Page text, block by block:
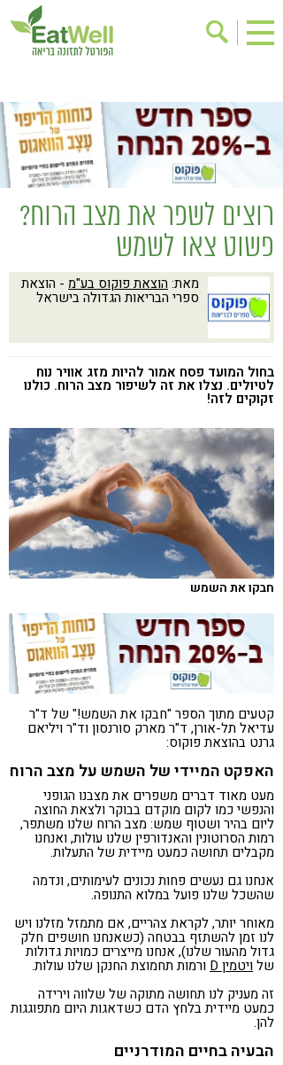
בישול בריא
אינדקס עסקים
ריפוי ומניעת מחלות
בריאות האישה
מתכוני בריאות
אירועים
שינוי תזונתי
גישות בתזונה
דיאטה
מזונות על
ילדים
רגישות לגלוטן
טעים להכיר
רוצים לשפר את מצב הרוח?
פשוט צאו לשמש
מאת: הוצאת פוקוס בע"מ - הוצאת
ספרי הבריאות הגדולה בישראל
בחול המועד פסח אמור להיות מזג אוויר נוח
לטיולים. נצלו את זה לשיפור מצב הרוח. כולנו
זקוקים לזה!
חבקו את השמש
קטעים מתוך הספר "חבקו את השמש!" של ד"ר
עדיאל תל-אורן, ד"ר מארק סורנסון וד"ר ויליאם
גרנט בהוצאת פוקוס:
האפקט המיידי של השמש על מצב הרוח
מעט מאוד דברים משפרים את מצבנו הגופני
והנפשי כמו לקום מוקדם בבוקר ולצאת החוצה
ליום בהיר ושטוף שמש: מצב הרוח שלנו משתפר,
רמות הסרוטונין והאנדורפין שלנו עולות, ואנחנו
מקבלים תחושה כמעט מיידית של התעלות.
אנחנו גם נעשים פחות נכונים לעימותים, ונדמה
שהשכל שלנו פועל במלוא התנופה.
מאוחר יותר, לקראת צהריים, אם מתמזל מזלנו ויש
לנו זמן להשתזף בבטחה (כשאנחנו חושפים חלק
גדול מהעור שלנו), אנחנו מייצרים כמויות גדולות
שלויטמין D
ורמות תחמוצת החנקן שלנו עולות.
זה מעניק לנו תחושה מתוקה של שלווה וירידה
כמעט מיידית בלחץ הדם כשדאגות היום מתפוגגות
להן.
הבעיה בחיים המודרניים